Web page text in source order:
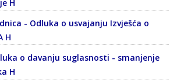
H
- Odluka o usvajanju Izvješća o
H
o davanju suglasnosti - smanjenje
H